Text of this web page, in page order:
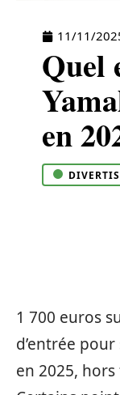
11/11/
Quel
en
1 700 euros
d’entrée
en 2025,